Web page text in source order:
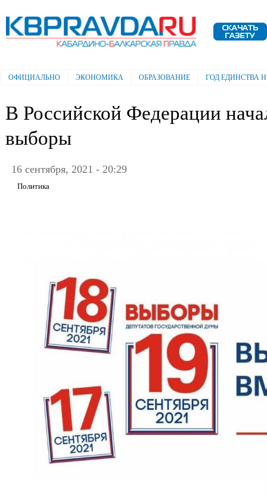
Электронная газета "Кабардино-
Балкарская правда"
Главное меню
ОФИЦИАЛЬНО ЭКОНОМИКА ОБРАЗОВАНИЕ ГОД ЕДИНСТВА
В Российской Федерации
выборы
16 сентября, 2021 - 20:29
Политика